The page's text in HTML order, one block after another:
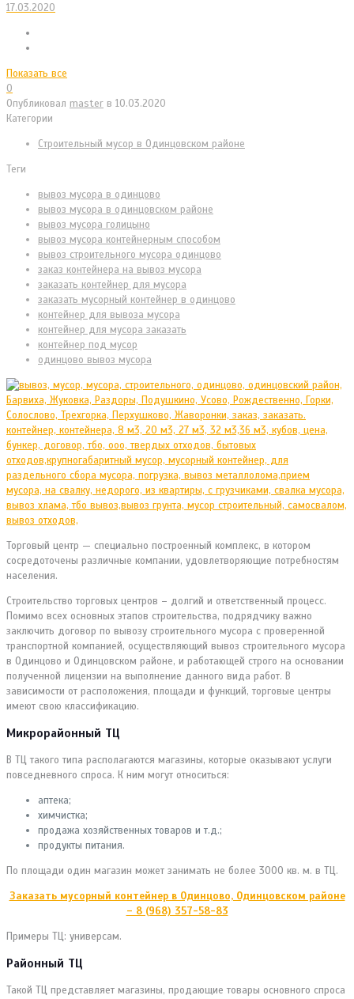
17.03.2020
Показать все
0
Опубликовал master в 10.03.2020
Категории
Cтроительный мусор в Одинцовском районе
Теги
вывоз мусора в одинцово
вывоз мусора в одинцовском районе
вывоз мусора голицыно
вывоз мусора контейнерным способом
вывоз строительного мусора одинцово
заказ контейнера на вывоз мусора
заказать контейнер для мусора
заказать мусорный контейнер в одинцово
контейнер для вывоза мусора
контейнер для мусора заказать
контейнер под мусор
одинцово вывоз мусора
Торговый центр — специально построенный комплекс, в котором
сосредоточены различные компании, удовлетворяющие потребностям
населения.
Строительство торговых центров – долгий и ответственный процесс.
Помимо всех основных этапов строительства, подрядчику важно
заключить договор по вывозу строительного мусора с проверенной
транспортной компанией, осуществляющий вывоз строительного мусора
в Одинцово и Одинцовском районе, и работающей строго на основании
полученной лицензии на выполнение данного вида работ. В
зависимости от расположения, площади и функций, торговые центры
имеют свою классификацию.
Микрорайонный ТЦ
В ТЦ такого типа располагаются магазины, которые оказывают услуги
повседневного спроса. К ним могут относиться:
аптека;
химчистка;
продажа хозяйственных товаров и т.д.;
продукты питания.
По площади один магазин может занимать не более 3000 кв. м. в ТЦ.
Заказать мусорный контейнер в Одинцово, Одинцовском районе
– 8 (968) 357-58-83
Примеры ТЦ: универсам.
Районный ТЦ
Такой ТЦ представляет магазины, продающие товары основного спроса